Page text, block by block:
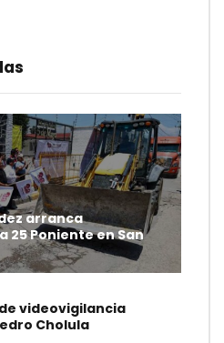
arranca
25 Poniente en San
videovigilancia
Cholula